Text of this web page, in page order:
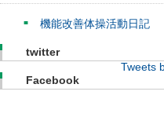
機能改善体操活動日記
twitter
Tweets
Facebook